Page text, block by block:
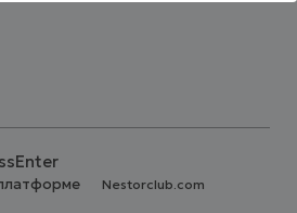
Nestorclub.com